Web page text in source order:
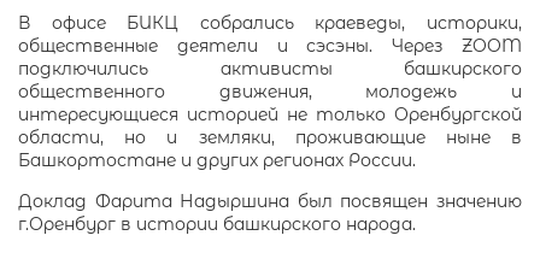
В офисе БИКЦ собрались краеведы, историки,
общественные деятели и сэсэны. Через ZOOM
подключились активисты башкирского
общественного движения, молодежь и
интересующиеся историей не только Оренбургской
области, но и земляки, проживающие ныне в
Башкортостане и других регионах России.
Доклад Фарита Надыршина был посвящен значению
г.Оренбург в истории башкирского народа.